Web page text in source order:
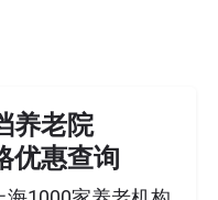
养老院
优惠查询